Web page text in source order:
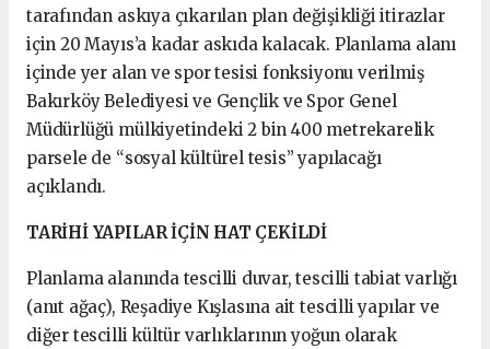
tarafından askıya çıkarılan plan değişikliği itirazlar
için 20 Mayıs’a kadar askıda kalacak. Planlama alanı
içinde yer alan ve spor tesisi fonksiyonu verilmiş
Bakırköy Belediyesi ve Gençlik ve Spor Genel
Müdürlüğü mülkiyetindeki 2 bin 400 metrekarelik
parsele de “sosyal kültürel tesis” yapılacağı
açıklandı.
TARİHİ YAPILAR İÇİN HAT ÇEKİLDİ
Planlama alanında tescilli duvar, tescilli tabiat varlığı
(anıt ağaç), Reşadiye Kışlasına ait tescilli yapılar ve
diğer tescilli kültür varlıklarının yoğun olarak